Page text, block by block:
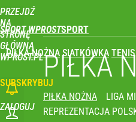
PRZEJDŹ
NA
STRONĘ
GŁÓWNĄ
WPROST.PL
SPORT WPROST
PIŁKA NOŻNA SIATKÓWKA TENIS
SUBSKRYBUJ
ZALOGUJ
Wróbel: Wywiad z
dodaj
PIŁKA
PIŁKA NOŻNA LIGA
REPREZENTACJA